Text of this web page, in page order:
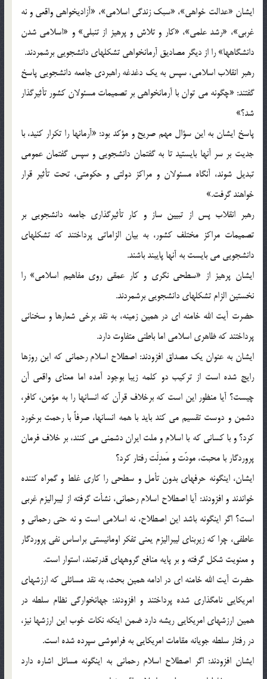
ایشان «عدالت خواهی»، «سبک زندگی اسلامی»، «آزادیخواهی واقعی و نه
غربی»، «رشد علمی»، «کار و تلاش و پرهیز از تنبلی» و «اسلامی شدن
دانشگاهها» را از دیگر مصادیق آرمانخواهی تشکلهای دانشجویی برشمردند.
رهبر انقلاب اسلامی، سپس به یک دغدغه راهبردی جامعه دانشجویی پاسخ
گفتند: «چگونه می توان با آرمانخواهی بر تصمیمات مسئولان کشور تأثیرگذار
شد؟»
پاسخ ایشان به این سؤال مهم صریح و مؤکد بود: «آرمانها را تکرار کنید، با
جدیت بر سر آنها بایستید تا به گفتمان دانشجویی و سپس گفتمان عمومی
تبدیل شوند، آنگاه مسئولان و مراکز دولتی و حکومتی، تحت تأثیر قرار
خواهند گرفت.»
رهبر انقلاب پس از تبیین ساز و کار تأثیرگذاری جامعه دانشجویی بر
تصمیمات مراکز مختلف کشور، به بیان الزاماتی پرداختند که تشکلهای
دانشجویی می بایست به آنها پایبند باشند.
ایشان پرهیز از «سطحی نگری و کار عمقی روی مفاهیم اسلامی» را
نخستین الزام تشکلهای دانشجویی برشمردند.
حضرت آیت الله خامنه ای در همین زمینه، به نقد برخی شعارها و سخنانی
پرداختند که ظاهری اسلامی اما باطنی متفاوت دارد.
ایشان به عنوان یک مصداق افزودند: اصطلاح اسلام رحمانی که این روزها
رایج شده است از ترکیب دو کلمه زیبا بوجود آمده اما معنای واقعی آن
چیست؟ آیا منظور این است که برخلاف قرآن که انسانها را به مؤمن، کافر،
دشمن و دوست تقسیم می کند باید با همه انسانها، صرفاً با رحمت برخورد
کرد؟ و با کسانی که با اسلام و ملت ایران دشمنی می کنند، بر خلاف فرمان
پروردگار با محبت، مودّت و مَعدِلَت رفتار کرد؟
ایشان، اینگونه حرفهای بدون تأمل و سطحی را کاری غلط و گمراه کننده
خواندند و افزودند: آیا اصطلاح اسلام رحمانی، نشأت گرفته از لیبرالیزم غربی
است؟ اگر اینگونه باشد این اصطلاح، نه اسلامی است و نه حتی رحمانی و
عاطفی، چرا که زیربنای لیبرالیزم یعنی تفکر اومانیستی براساس نفی پروردگار
و معنویت شکل گرفته و بر پایه منافع گروههای قدرتمند، استوار است.
حضرت آیت الله خامنه ای در ادامه همین بحث، به نقد مسائلی که ارزشهای
امریکایی نامگذاری شده پرداختند و افزودند: جهانخوارگی نظام سلطه در
همین ارزشهای امریکایی ریشه دارد ضمن اینکه نکات خوب این ارزشها نیز،
در رفتار سلطه جویانه مقامات امریکایی به فراموشی سپرده شده است.
ایشان افزودند: اگر اصطلاح اسلام رحمانی به اینگونه مسائل اشاره دارد